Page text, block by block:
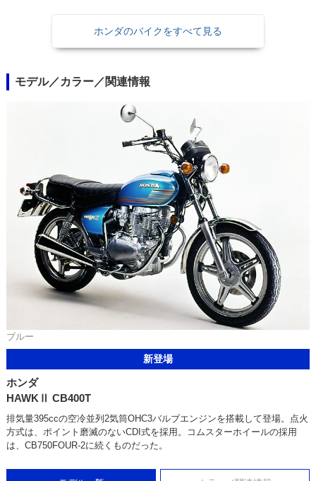
ホンダのバイクをすべて見る
モデル／カラー／関連情報
ブルー
新登場
ホンダ
HAWKⅡ CB400T
排気量395ccの空冷並列2気筒OHC3バルブエンジンを搭載して登場。点火
方式は、ポイント磨滅のないCDI式を採用。コムスターホイールの採用
は、CB750FOUR-2に続くものだった。